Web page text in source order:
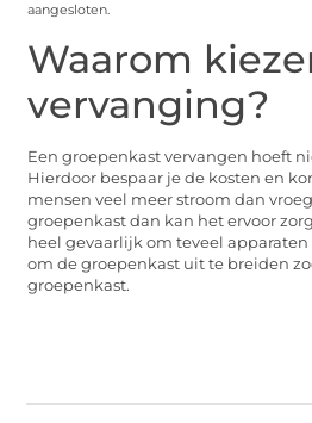
aangesloten.
Waarom
vervanging?
Een groepenkast vervangen hoeft
Hierdoor bespaar je de kosten en
mensen veel meer stroom dan
groepenkast dan kan het ervoor
heel gevaarlijk om teveel
om de groepenkast uit te breiden
groepenkast.